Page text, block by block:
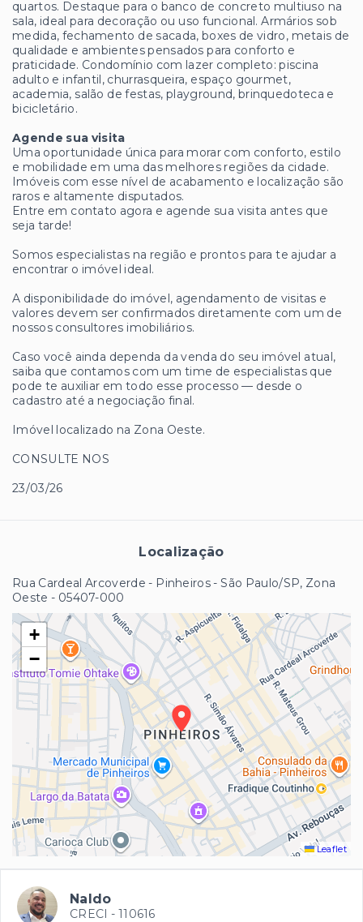
quartos. Destaque para o banco de concreto multiuso na
sala, ideal para decoração ou uso funcional. Armários sob
medida, fechamento de sacada, boxes de vidro, metais de
qualidade e ambientes pensados para conforto e
praticidade. Condomínio com lazer completo: piscina
adulto e infantil, churrasqueira, espaço gourmet,
academia, salão de festas, playground, brinquedoteca e
bicicletário.
Agende sua visita
Uma oportunidade única para morar com conforto, estilo
e mobilidade em uma das melhores regiões da cidade.
Imóveis com esse nível de acabamento e localização são
raros e altamente disputados.
Entre em contato agora e agende sua visita antes que
seja tarde!
Somos especialistas na região e prontos para te ajudar a
encontrar o imóvel ideal.
A disponibilidade do imóvel, agendamento de visitas e
valores devem ser confirmados diretamente com um de
nossos consultores imobiliários.
Caso você ainda dependa da venda do seu imóvel atual,
saiba que contamos com um time de especialistas que
pode te auxiliar em todo esse processo — desde o
cadastro até a negociação final.
Imóvel localizado na Zona Oeste.
CONSULTE NOS
23/03/26
Localização
Rua Cardeal Arcoverde - Pinheiros - São Paulo/SP, Zona
Oeste - 05407-000
+
−
Leaflet
Naldo
CRECI - 110616